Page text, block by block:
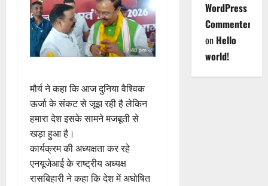
मौर्य ने कहा कि आज दुनिया वैश्विक
ऊर्जा के संकट से जूझ रही है लेकिन
हमारा देश इसके सामने मजबूती से
खड़ा हुआ है।
कार्यक्रम की अध्यक्षता कर रहे
एनयूजेआई के राष्ट्रीय अध्यक्ष
रासबिहारी ने कहा कि देश में अघोषित
WordPress
Commenter
on Hello
world!